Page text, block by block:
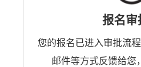
报名审
您的报名已进入审批流
邮件等方式反馈给您